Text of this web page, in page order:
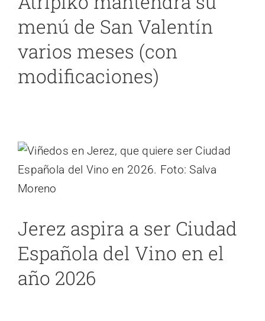
menú de San Valentín
varios meses (con
modificaciones)
Jerez aspira a ser Ciudad
Española del Vino en el
año 2026